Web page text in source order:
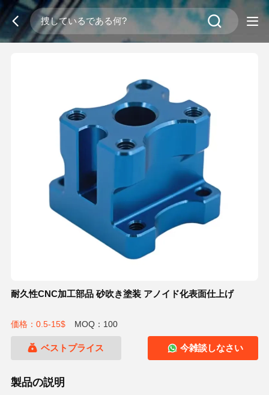
耐久性CNC加工部品 砂吹き塗装 アノイド化表面仕上げ
価格：0.5-15$ MOQ：100
ベストプライス 今雑談しなさい
製品の説明